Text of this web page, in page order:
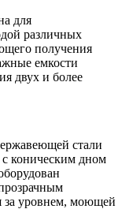
для
различных
получения
емкости
двух и более
стали
коническим дном
за уровнем, моющей